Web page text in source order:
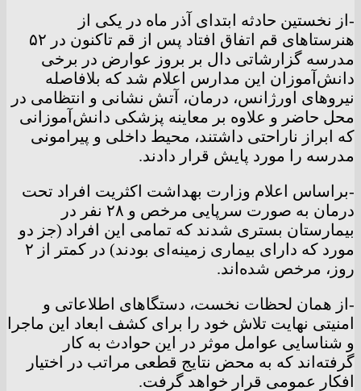
-از نخستین حادثه ابتدای آذر ماه در یکی از
هنرستا‌های قم اتفاق افتاد پس از قم تاکنون در ۵۲
مدرسه گزارشاتی دال بر بروز عوارض در برخی
دانش‌آموزان این مدارس اعلام شد که بلافاصله
نیرو‌های اورژانس، درمان، آتش نشانی و انتظامی در
محل حاضر و علاوه بر معاینه پزشکی دانش‌آموزانی
که ابراز ناراحتی داشتند، محیط داخلی و پیرامونی
مدرسه را مورد پایش قرار دادند.
-براساس اعلام وزارت بهداشت اکثریت افراد تحت
درمان به صورت سرپایی مرخص و ۲۸ نفر در
بیمارستان بستری شدند که تمامی این افراد (جز دو
مورد که دارای بیماری زمینه‌ای بودند) در کمتر از ۲
روز، مرخص شده‌اند.
-از همان لحظات نخست، دستگا‌های اطلاعاتی و
امنیتی نهایت تلاش خود را برای کشف ابعاد این ماجرا
و شناسایی عوامل موثر در این حوادث به کار
گرفته‌اند که به محض نتایج قطعی مراتب در اختیار
افکار عمومی قرار خواهد گرفت.